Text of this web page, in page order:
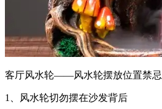
客厅风水轮——风水轮摆放位置禁忌
1、风水轮切勿摆在沙发背后